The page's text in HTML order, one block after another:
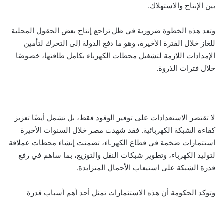
بين الإنتاج والاستهلاك.
وتعد هذه الخطوة ضرورية في ظل تراجع إنتاج بعض الحقول المحلية
للغاز خلال الفترة الأخيرة، وهو ما دفع الدولة إلى التحرك لتأمين
الإمدادات اللازمة لتشغيل محطات الكهرباء بكامل طاقتها، خصوصًا
خلال فترات الذروة.
لا تقتصر الاستعدادات على توفير الوقود فقط، بل تشمل أيضًا تعزيز
كفاءة الشبكة الكهربائية. فقد شهدت مصر خلال السنوات الأخيرة
استثمارات ضخمة في قطاع الكهرباء، تضمنت إنشاء محطات عملاقة
لتوليد الكهرباء، وتطوير شبكات النقل والتوزيع، بما ساهم في رفع
قدرة الشبكة على استيعاب الأحمال المتزايدة.
وتؤكد الحكومة أن هذه الاستثمارات تمثل أحد أهم أسباب قدرة